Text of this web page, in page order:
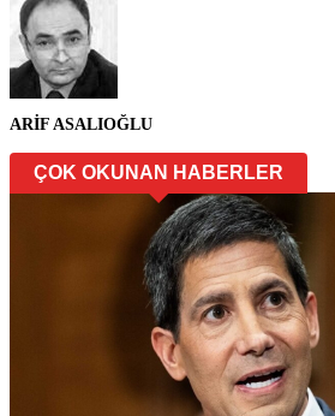
ARİF ASALIOĞLU
ÇOK OKUNAN HABERLER